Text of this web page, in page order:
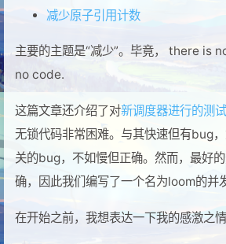
减少原子引用计数
主要的主题是“减少”。毕竟， there is
no code.
这篇文章还介绍了对新调度器进行的测试
无锁代码非常困难。与其快速但有bug
关的bug，不如慢但正确。然而，最好
确，因此我们编写了一个名为loom的并
在开始之前，我想表达一下我的感激之情